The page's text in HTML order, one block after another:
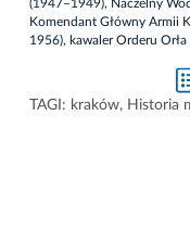
(1947–1949), Naczelny
Komendant Główny Armii
1956), kawaler Orderu
TAGI: kraków, Historia